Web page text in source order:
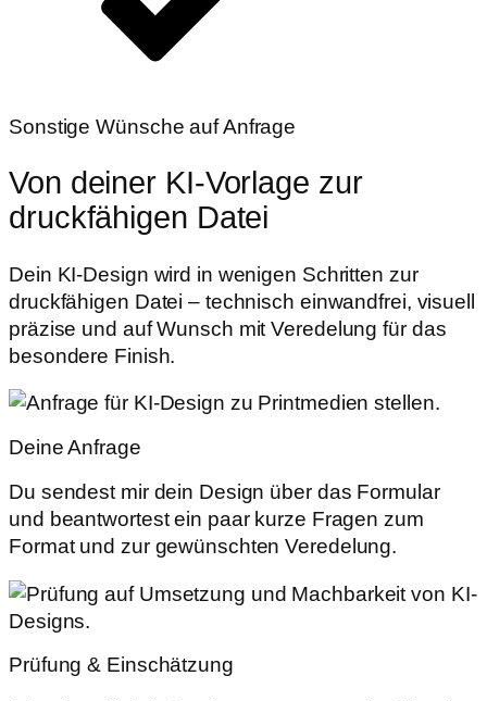
Sonstige Wünsche auf Anfrage
Von deiner KI-Vorlage zur
druckfähigen Datei
Dein KI-Design wird in wenigen Schritten zur
druckfähigen Datei – technisch einwandfrei, visuell
präzise und auf Wunsch mit Veredelung für das
besondere Finish.
Deine Anfrage
Du sendest mir dein Design über das Formular
und beantwortest ein paar kurze Fragen zum
Format und zur gewünschten Veredelung.
Prüfung & Einschätzung